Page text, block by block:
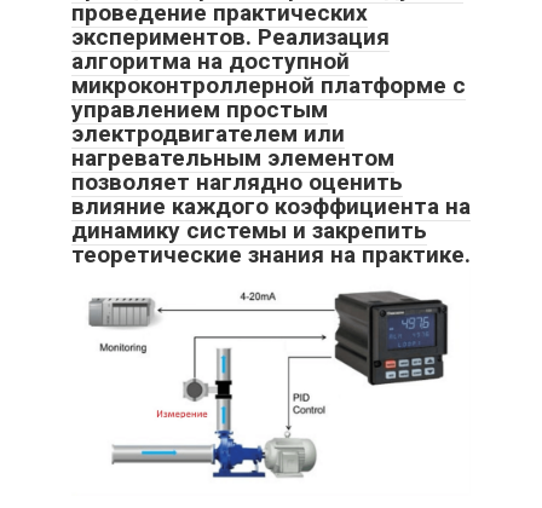
проведение практических
экспериментов. Реализация
алгоритма на доступной
микроконтроллерной платформе с
управлением простым
электродвигателем или
нагревательным элементом
позволяет наглядно оценить
влияние каждого коэффициента на
динамику системы и закрепить
теоретические знания на практике.